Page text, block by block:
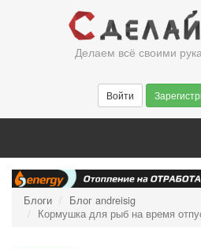
Делаем всё своими
Войти
Блоги
Блог andreisig
Кормушка для рыб на время